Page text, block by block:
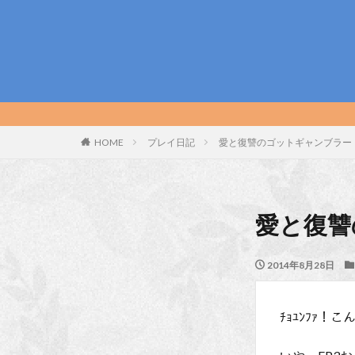
HOME プレイ日記 愛と復讐のゴットギャンブラー
愛と復
2014年8月28日
ﾁｮﾕﾝﾌｧ！こ